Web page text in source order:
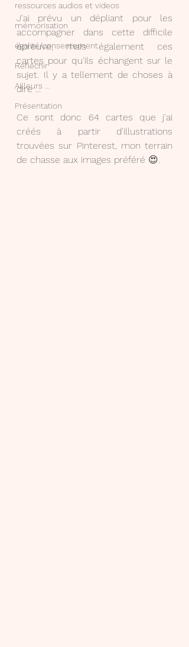
ressources audios et videos
mémorisation
égalité/consentement
Réfléchir
Ailleurs ...
Présentation
J'ai prévu un dépliant pour les
accompagner dans cette difficile
épreuve, mais également ces
cartes pour qu'ils échangent sur le
sujet. Il y a tellement de choses à
dire ...
Ce sont donc 64 cartes que j'ai
créés à partir d'illustrations
trouvées sur Pinterest, mon terrain
de chasse aux images préféré 😍.